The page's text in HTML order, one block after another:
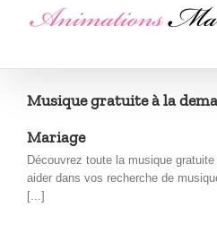
Musique gratuite à la
Mariage
Découvrez toute la musique
aider dans vos recherche de
[...]